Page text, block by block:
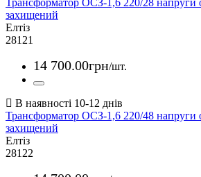
Трансформатор ОСЗ-1,6 220/28 напруги
захищений
Елтіз
28121
14 700.00грн/шт.
Трансформатор ОСЗ-1,6 220/48 напруги
захищений
Елтіз
28122